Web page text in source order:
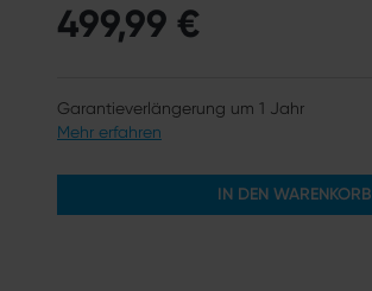
499,99 €
Garantieverlängerung um 1 Jahr
Mehr erfahren
IN DEN WARENKORB